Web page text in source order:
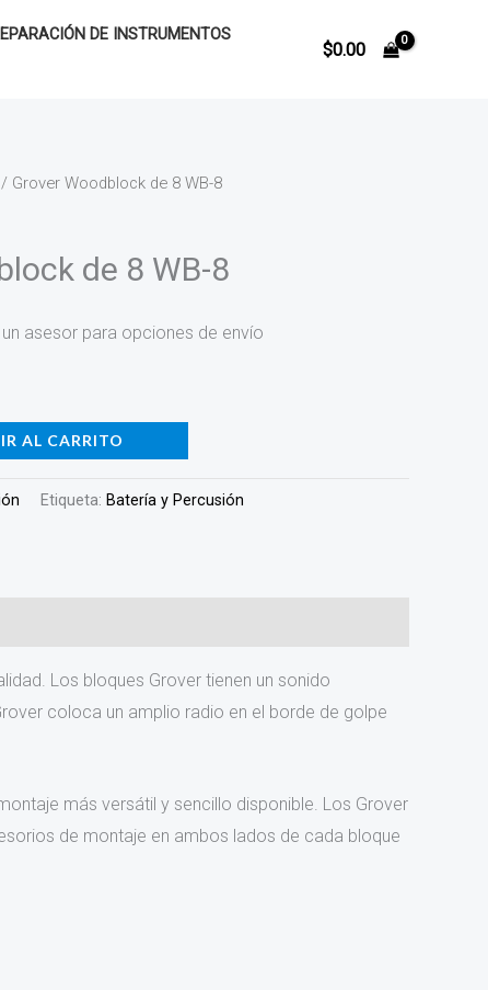
DE INSTRUMENTOS
$0.00
/ Grover Woodblock de 8 WB-8
de 8 WB-8
asesor para opciones de envío
AL CARRITO
Etiqueta: Batería y Percusión
Los bloques Grover tienen un sonido
coloca un amplio radio en el borde de golpe
más versátil y sencillo disponible. Los Grover
de montaje en ambos lados de cada bloque